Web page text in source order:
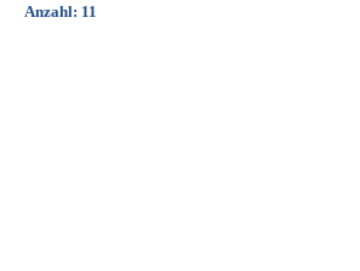
Anzahl: 11